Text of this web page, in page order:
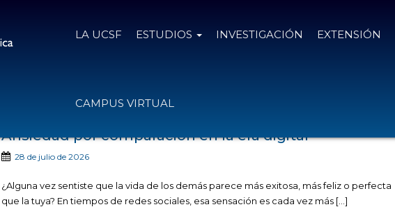
LA UCSF ESTUDIOS INVESTIGACIÓN EXTENSIÓN
CAMPUS VIRTUAL
Ansiedad por comparación en la era digital
28 de julio de 2026
¿Alguna vez sentiste que la vida de los demás parece más exitosa, más feliz o perfecta
que la tuya? En tiempos de redes sociales, esa sensación es cada vez más […]